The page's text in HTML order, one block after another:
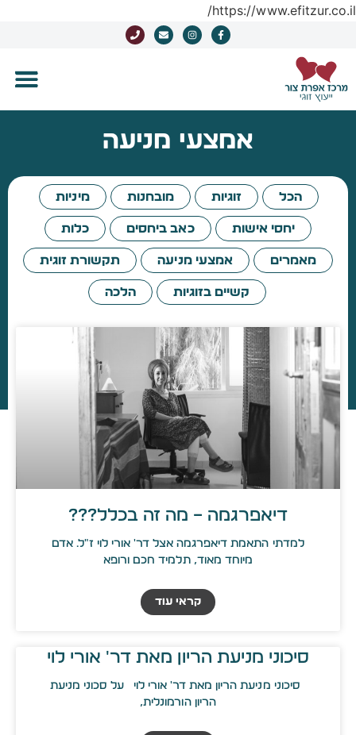
https://www.efitzur.co.il/
אמצעי מניעה
הכל זוגיות מובחנות מיניות
יחסי אישות כאב ביחסים כלות
מאמרים אמצעי מניעה תקשורת זוגית
קשיים בזוגיות הלכה
דיאפרגמה – מה זה בכלל???
למדתי התאמת דיאפרגמה אצל דר' אורי לוי ז״ל. אדם
מיוחד מאוד, תלמיד חכם ורופא
קראי עוד
סיכוני מניעת הריון מאת דר' אורי לוי
סיכוני מניעת הריון מאת דר' אורי לוי על סכוני מניעת
הריון הורמונלית,